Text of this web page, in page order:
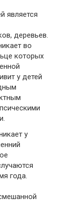
является
деревьев.
во
которых
у детей
у
года.